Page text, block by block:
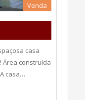
Venda
casa
Área construída
casa…